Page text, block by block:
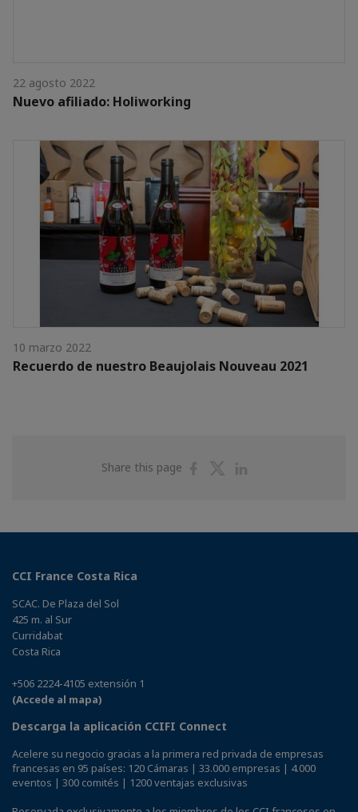
22 agosto 2022
Nuevo afiliado: Holiworking
10 marzo 2022
Recuerdo de nuestro Beaujolais Nouveau 2021
Share this page
ShareShare
CCI France Costa Rica
SCAC. De Plaza del Sol
425 m. al Sur
Curridabat
Costa Rica
+506 2224-4105 extensión 1
(Accede al mapa)
Descarga la aplicación CCIFI Connect
Acelere su negocio gracias a la primera red privada de empresas
francesas en 95 países: 120 Cámaras | 33.000 empresas | 4.000
eventos | 300 comités | 1200 ventajas exclusivas